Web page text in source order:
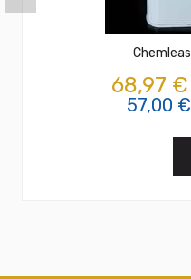
68,97
57,00